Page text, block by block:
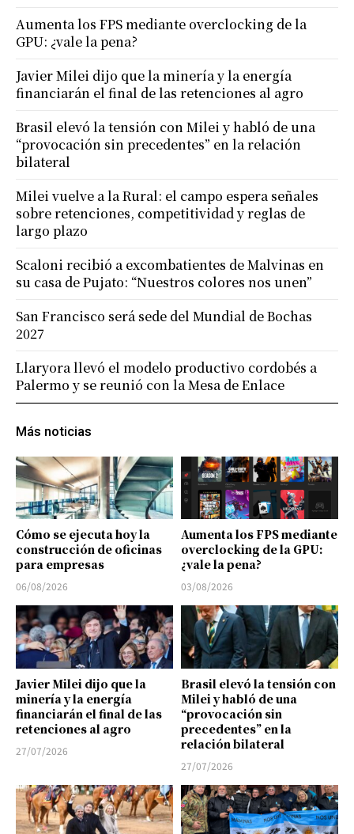
Más noticias
Cómo se ejecuta hoy la
construcción de oficinas
para empresas
06/08/2026
Aumenta los FPS mediante
overclocking de la GPU:
¿vale la pena?
03/08/2026
Javier Milei dijo que la
minería y la energía
financiarán el final de las
retenciones al agro
27/07/2026
Brasil elevó la tensión con
Milei y habló de una
“provocación sin
precedentes” en la
relación bilateral
27/07/2026
Aumenta los FPS mediante overclocking de la
GPU: ¿vale la pena?
Javier Milei dijo que la minería y la energía
financiarán el final de las retenciones al agro
Brasil elevó la tensión con Milei y habló de una
“provocación sin precedentes” en la relación
bilateral
Milei vuelve a la Rural: el campo espera señales
sobre retenciones, competitividad y reglas de
largo plazo
Scaloni recibió a excombatientes de Malvinas en
su casa de Pujato: “Nuestros colores nos unen”
San Francisco será sede del Mundial de Bochas
2027
Llaryora llevó el modelo productivo cordobés a
Palermo y se reunió con la Mesa de Enlace